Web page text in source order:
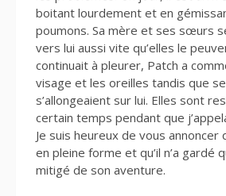
boitant lourdement et en
poumons. Sa mère et ses sœurs
vers lui aussi vite qu’elles le
continuait à pleurer, Patch a
visage et les oreilles tandis que
s’allongeaient sur lui. Elles sont
certain temps pendant que
Je suis heureux de vous annoncer
en pleine forme et qu’il n’a gardé
mitigé de son aventure.